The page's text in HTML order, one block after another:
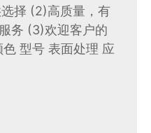
择 (2)高质量，有
务 (3)欢迎客户的
型号 表面处理 应